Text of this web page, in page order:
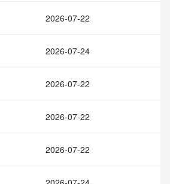
2026-07-22
2026-07-24
2026-07-22
2026-07-22
2026-07-22